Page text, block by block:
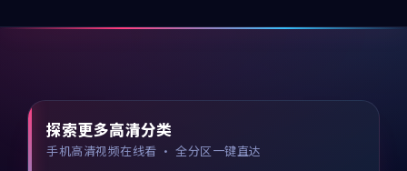
探索更多高清分类
手机高清视频在线看 · 全分区一键直达